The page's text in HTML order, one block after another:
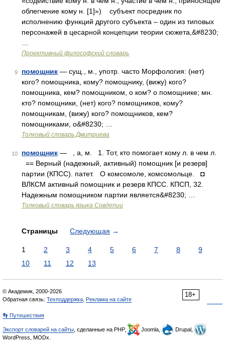
облегчение кому н. [1]») субъект посредник по
исполнению функций другого субъекта – один из типовых
персонажей в цесарной концепции теории сюжета,&#8230;
Проективный философский словарь
9 помощник — сущ., м., употр. часто Морфология: (нет)
кого? помощника, кому? помощнику, (вижу) кого?
помощника, кем? помощником, о ком? о помощнике; мн.
кто? помощники, (нет) кого? помощников, кому?
помощникам, (вижу) кого? помощников, кем?
помощниками, о&#8230; …
Толковый словарь Дмитриева
10 помощник — , а, м. 1. Тот, кто помогает кому л. в чем л.
== Верный (надежный, активный) помощник [и резерв]
партии (КПСС). патет. О комсомоле, комсомольце. ◘
ВЛКСМ активный помощник и резерв КПСС. КПСП, 32.
Надежным помощником партии является&#8230; …
Толковый словарь языка Совдепии
Страницы Следующая →
1 2 3 4 5 6 7 8
9
10
11 12 13
18+
© Академик, 2000-2026
Обратная связь: Техподдержка Реклама на сайте
👣 Путешествия
Экспорт словарей на сайты , сделанные на PHP, Joomla,
Drupal,
WordPress, MODx.